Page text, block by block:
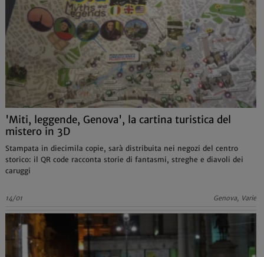
'Miti, leggende, Genova', la cartina turistica del
mistero in 3D
Stampata in diecimila copie, sarà distribuita nei negozi del centro
storico: il QR code racconta storie di fantasmi, streghe e diavoli dei
caruggi
14/01 Genova, Varie